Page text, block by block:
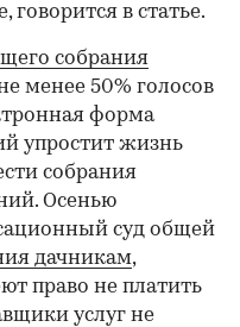
говорится в статье.
собрания
менее 50% голосов
форма
упростит жизнь
собрания
Осенью
суд общей
дачникам,
право не платить
услуг не